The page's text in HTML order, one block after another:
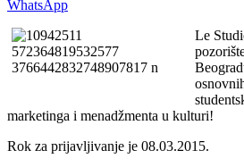
WhatsApp
Le
marketinga i menadžmenta u kulturi!
Rok za prijavljivanje je 08.03.2015.